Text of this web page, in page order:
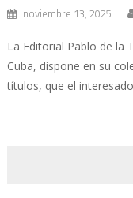
noviembre 13, 2025
La Editorial Pablo de la
Cuba, dispone en su
títulos, que el